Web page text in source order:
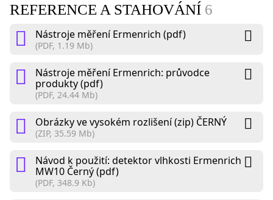
REFERENCE A STAHOVÁNÍ 6
Nástroje měření Ermenrich (pdf)
(PDF, 1.19 Mb)
Nástroje měření Ermenrich: průvodce
produkty (pdf)
(PDF, 24.44 Mb)
Obrázky ve vysokém rozlišení (zip) ČERNÝ
(ZIP, 35.59 Mb)
Návod k použití: detektor vlhkosti Ermenrich
MW10 Černý (pdf)
(PDF, 348.9 Kb)